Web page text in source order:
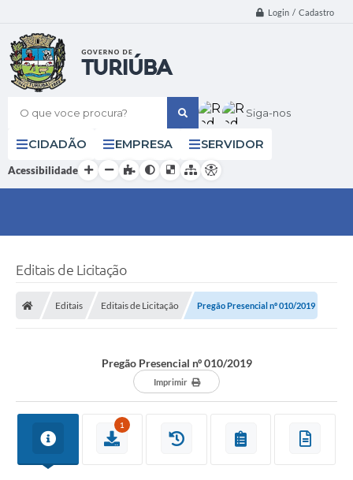
Login / Cadastro
O que voce procura? Siga-nos
CIDADÃO EMPRESA SERVIDOR
Acessibilidade
Editais de Licitação
Editais Editais de Licitação Pregão Presencial nº 010/2019
Pregão Presencial nº 010/2019
Imprimir
1